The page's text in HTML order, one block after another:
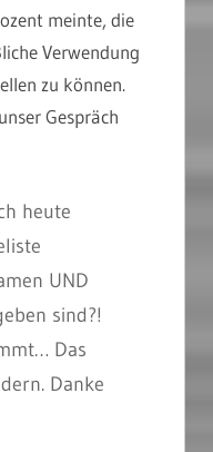
meinte, die
Verwendung
zu können.
Gespräch
heute
UND
sind?!
Das
Danke